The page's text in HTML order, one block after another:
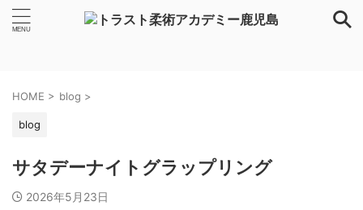
HOME > blog >
blog
サタデーナイトグラップリング
2026年5月23日